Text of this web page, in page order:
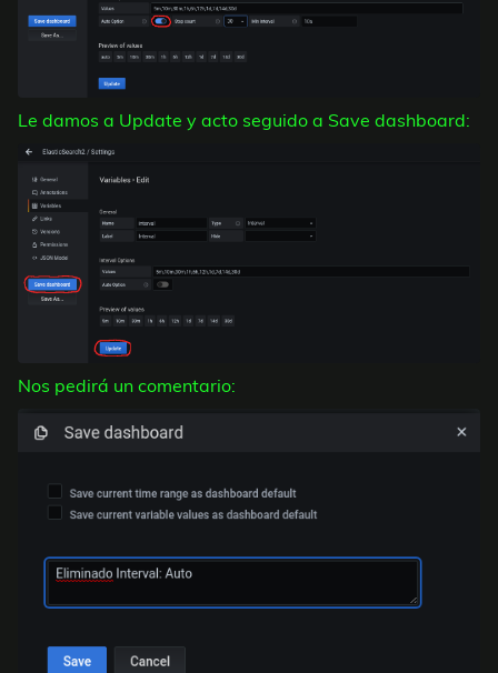
Le damos a Update y acto seguido a Save dashboard:
Nos pedirá un comentario: